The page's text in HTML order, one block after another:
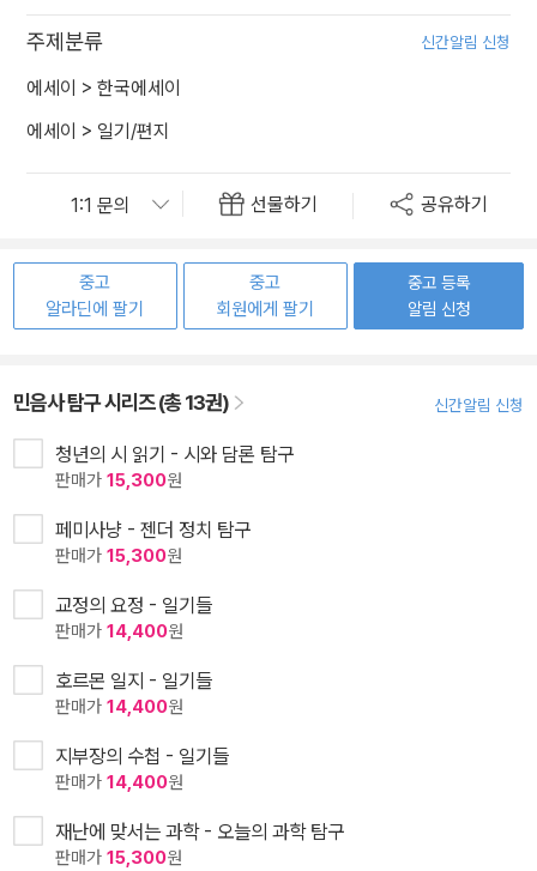
주제분류 신간알림 신청
에세이 > 한국에세이
에세이 > 일기/편지
선물하기 공유하기
중고
알라딘에 팔기
중고
회원에게 팔기
중고 등록
알림 신청
민음사 탐구 시리즈 (총 13권) 신간알림 신청
청년의 시 읽기 - 시와 담론 탐구
판매가 15,300원
페미사냥 - 젠더 정치 탐구
판매가 15,300원
교정의 요정 - 일기들
판매가 14,400원
호르몬 일지 - 일기들
판매가 14,400원
지부장의 수첩 - 일기들
판매가 14,400원
재난에 맞서는 과학 - 오늘의 과학 탐구
판매가 15,300원